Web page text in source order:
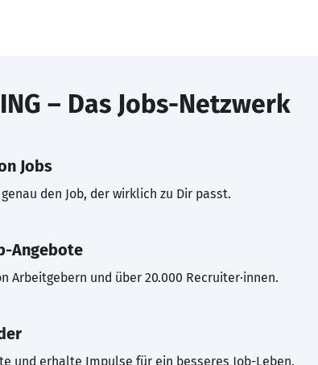
– Das Jobs-Netzwerk
Jobs
den Job, der wirklich zu Dir passt.
Angebote
Arbeitgebern und über 20.000 Recruiter·innen.
und erhalte Impulse für ein besseres Job-Leben.